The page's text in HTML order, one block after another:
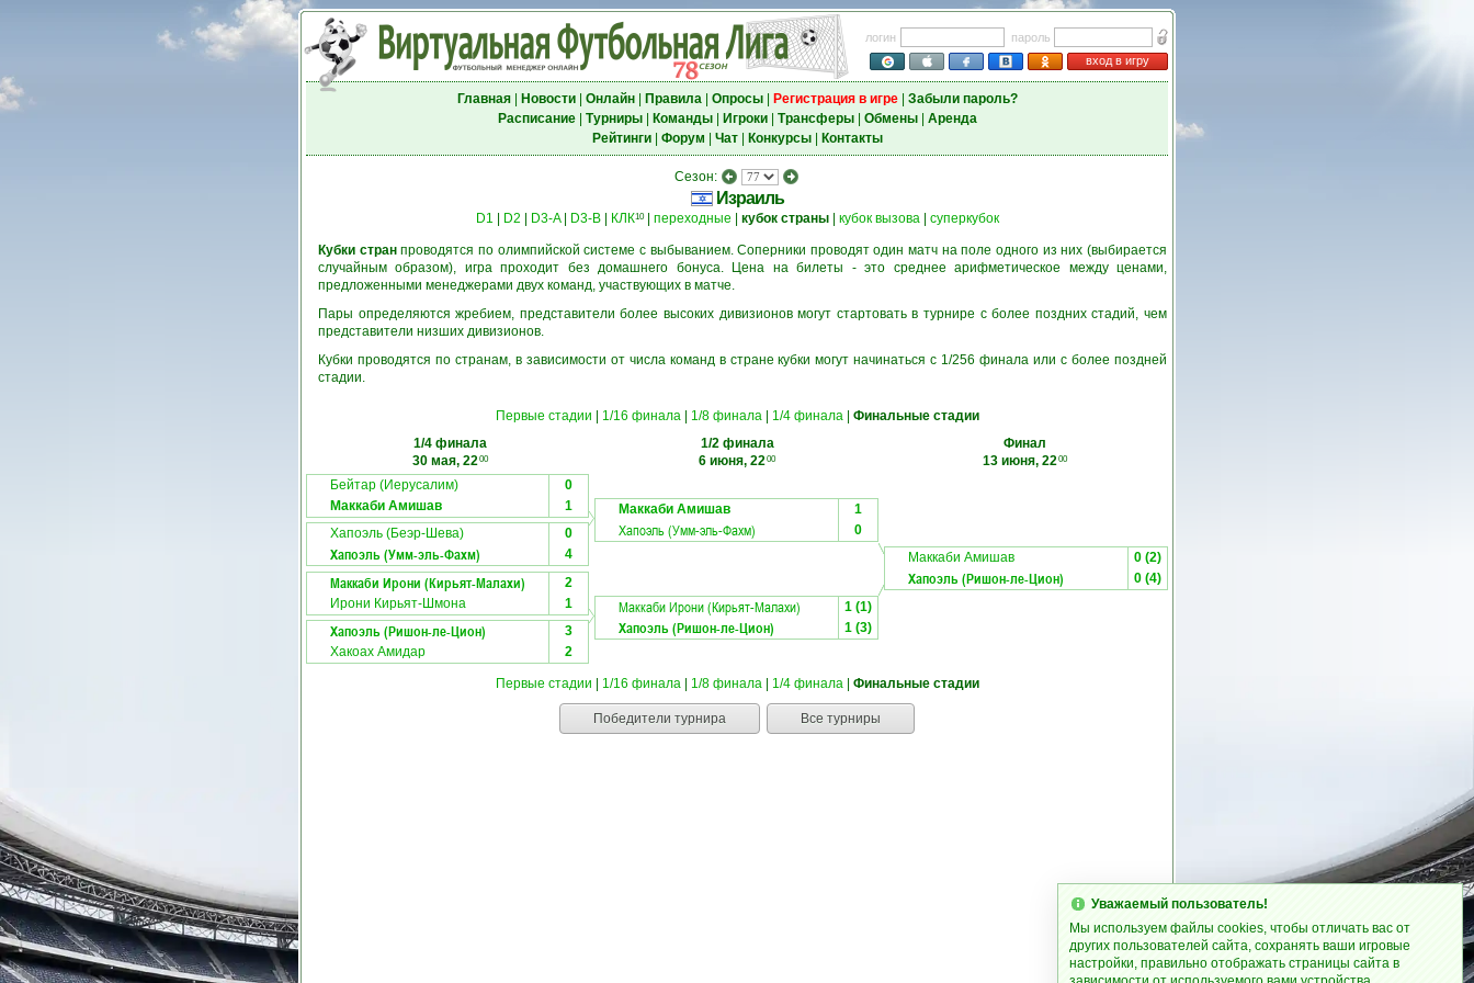
логин
пароль
вход в игру
Главная| Новости| Онлайн| Правила| Опросы| Регистрация в игре| Забыли пароль?
Расписание| Турниры| Команды| Игроки| Трансферы| Обмены| Аренда
Рейтинги| Форум Чат| Конкурсы| Контакты
Сезон:
Израиль
D1 D2 D3-A| D3-B| КЛК10| переходные кубок страны| кубок вызова| суперкубок
Кубки странпроводятся по олимпийской системе с выбыванием. Соперники проводят один матч на поле одного из них (выбирается
случайным образом), игра проходит без домашнего бонуса. Цена на билеты - это среднее арифметическое между ценами,
предложенными менеджерами двух команд, участвующих в матче.
Пары определяются жребием, представители более высоких дивизионов могут стартовать в турнире с более поздних стадий, чем
представители низших дивизионов.
Кубки проводятся по странам, в зависимости от числа команд в стране кубки могут начинаться с 1/256 финала или с более поздней
стадии.
Первые стадии 1/16 финала| 1/8 финала| 1/4 финала| Финальные стадии
1/4 финала
30 мая, 2200
1/2 финала
6 июня, 2200
Финал
13 июня, 2200
Бейтар (Иерусалим)
0
Маккаби Амишав
1
Хапоэль (Беэр-Шева)
0
Хапоэль (Умм-эль-Фахм) 4
Маккаби Амишав 1
Хапоэль (Умм-эль-Фахм)
0
Маккаби Амишав
0 (2)
Хапоэль (Ришон-ле-Цион) 0 (4)
Маккаби Ирони (Кирьят-Малахи)
2
Ирони Кирьят-Шмона
1
Хапоэль (Ришон-ле-Цион)
3
Хакоах Амидар
2
Маккаби Ирони (Кирьят-Малахи) 1 (1)
Хапоэль (Ришон-ле-Цион) 1 (3)
Первые стадии 1/16 финала| 1/8 финала| 1/4 финала| Финальные стадии
Победители турнира Все турниры
Уважаемый пользователь!
Мы используем файлы cookies, чтобы отличать вас от
других пользователей сайта, сохранять ваши игровые
настройки, правильно отображать страницы сайта в